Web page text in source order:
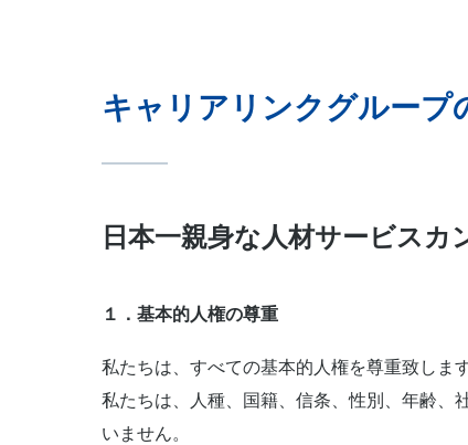
キャリアリンクグループ
日本一親身な人材サービスカ
１．基本的人権の尊重
私たちは、すべての基本的人権を尊重致します
私たちは、人種、国籍、信条、性別、年齢、
いません。